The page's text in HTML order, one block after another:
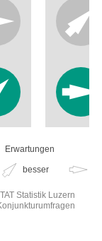
Ende 2. Quartal
Erwartungen
besser
Statistik Luzern